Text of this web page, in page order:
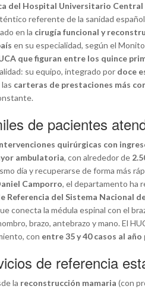
del Hospital Universitario Central
referente de la sanidad
en la cirugía funcional y
en su especialidad, según el
que figuran entre los quince
su equipo, integrado por doce
carteras de prestaciones más
de pacientes
quirúrgicas con
ambulatoria, con alrededor de
día y recuperarse de forma más
Camporro, el departamento ha
Referencia del Sistema Nacional
conecta la médula espinal con el
brazo, antebrazo y mano. El
con entre 35 y 40 casos al
de referencia
la reconstrucción mamaria (con